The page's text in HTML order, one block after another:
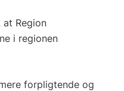
at Region
i regionen
forpligtende og